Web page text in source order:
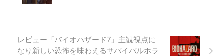
レビュー「バイオハザード7」主観視点に
なり新しい恐怖を味わえるサバイバルホラ